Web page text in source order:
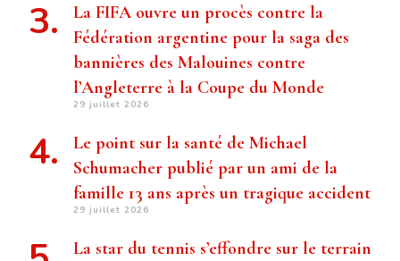
La FIFA ouvre un procès contre la
Fédération argentine pour la saga des
bannières des Malouines contre
l’Angleterre à la Coupe du Monde
29 juillet 2026
Le point sur la santé de Michael
Schumacher publié par un ami de la
famille 13 ans après un tragique accident
29 juillet 2026
La star du tennis s’effondre sur le terrain